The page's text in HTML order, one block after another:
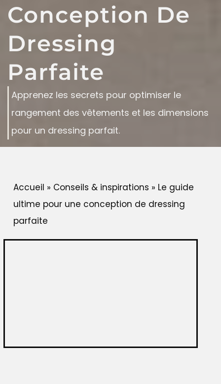
Conception De
Dressing
Parfaite
Apprenez les secrets pour optimiser le
rangement des vêtements et les dimensions
pour un dressing parfait.
Accueil » Conseils & inspirations » Le guide
ultime pour une conception de dressing
parfaite